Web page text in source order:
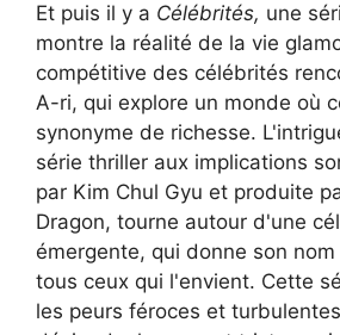
Et puis il y a Célébrités, une
montre la réalité de la vie
compétitive des célébrités
A-ri, qui explore un monde où
synonyme de richesse.
série thriller aux implications
par Kim Chul Gyu et produite
Dragon, tourne autour d'une
émergente, qui donne son
tous ceux qui l'envient. Cette
les peurs féroces et